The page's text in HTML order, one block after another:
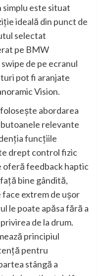
simplu este situat
ideală din punct de
selectat
pe BMW
de pe ecranul
pot fi aranjate
Vision.
abordarea
relevante
funcţiile
drept control fizic
oferă feedback haptic
bine gândită,
face extrem de uşor
le poate apăsa fără a
de la drum.
principiul
pentru
stângă a